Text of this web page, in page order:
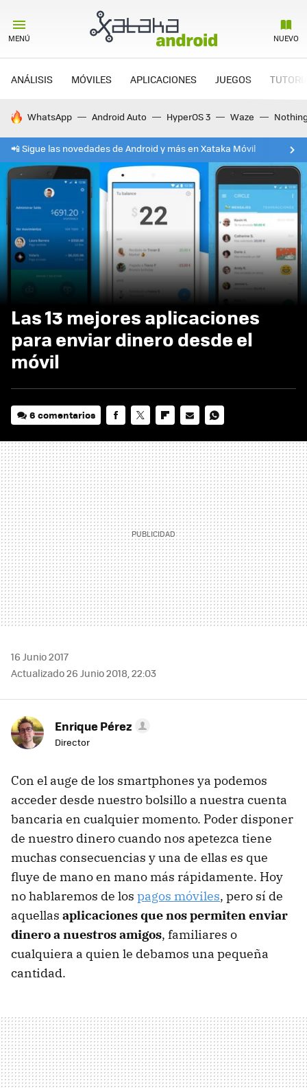
MENÚ NUEVO
ANÁLISIS MÓVILES APLICACIONES JUEGOS
HOY SE HABLA DE
WhatsApp Android Auto HyperOS 3 Waze
📲 Sigue las novedades de Android y más en Xataka Móvil
Las 13 mejores aplicaciones
para enviar dinero desde el
móvil
6 comentarios
MAIL
16 Junio 2017
Actualizado 26 Junio 2018, 22:03
Enrique Pérez
Director
Con el auge de los smartphones ya podemos
acceder desde nuestro bolsillo a nuestra cuenta
bancaria en cualquier momento. Poder disponer
de nuestro dinero cuando nos apetezca tiene
muchas consecuencias y una de ellas es que
fluye de mano en mano más rápidamente. Hoy
no hablaremos de los pagos móviles, pero sí de
aquellas aplicaciones que nos permiten enviar
dinero a nuestros amigos, familiares o
cualquiera a quien le debamos una pequeña
cantidad.